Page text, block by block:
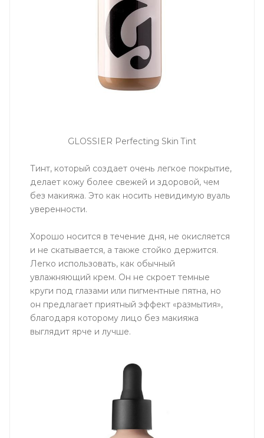
GLOSSIER Perfecting Skin Tint
Тинт, который создает очень легкое покрытие,
делает кожу более свежей и здоровой, чем
без макияжа. Это как носить невидимую вуаль
уверенности.
Хорошо носится в течение дня, не окисляется
и не скатывается, а также стойко держится.
Легко использовать, как обычный
увлажняющий крем. Он не скроет темные
круги под глазами или пигментные пятна, но
он предлагает приятный эффект «размытия»,
благодаря которому лицо без макияжа
выглядит ярче и лучше.